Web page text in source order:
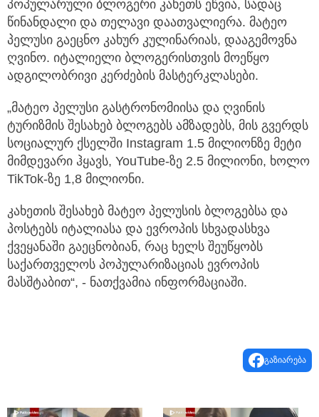
პოპულარული ბლოგერი კახეთს ეწვია, სადაც
წინანდალი და თელავი დაათვალიერა. მატეო
პელუსი გაეცნო კახურ კულინარიას, დააგემოვნა
ღვინო. იტალიელი ბლოგერისთვის მოეწყო
ადგილობრივი კერძების მასტერკლასები.
„მატეო პელუსი გასტრონომიისა და ღვინის
ტურიზმის შესახებ ბლოგებს ამზადებს, მის გვერდს
სოციალურ ქსელში Instagram 1.5 მილიონზე მეტი
მიმდევარი ჰყავს, YouTube-ზე 2.5 მილიონი, ხოლო
TikTok-ზე 1,8 მილიონი.
კახეთის შესახებ მატეო პელუსის ბლოგებსა და
პოსტებს იტალიასა და ევროპის სხვადასხვა
ქვეყანაში გაეცნობიან, რაც ხელს შეუწყობს
საქართველოს პოპულარიზაციას ევროპის
მასშტაბით“, - ნათქვამია ინფორმაციაში.
გაზიარება